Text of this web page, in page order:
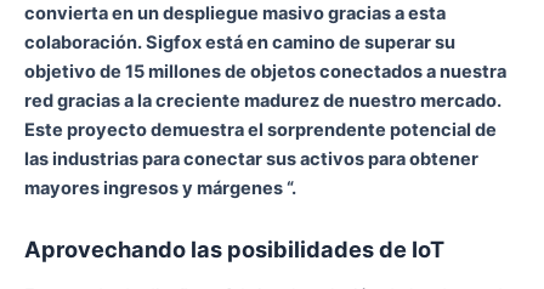
convierta en un despliegue masivo gracias a esta
colaboración. Sigfox está en camino de superar su
objetivo de 15 millones de objetos conectados a nuestra
red gracias a la creciente madurez de nuestro mercado.
Este proyecto demuestra el sorprendente potencial de
las industrias para conectar sus activos para obtener
mayores ingresos y márgenes “.
Aprovechando las posibilidades de IoT